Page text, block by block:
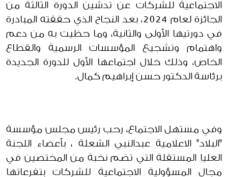
الاجتماعية للشركات عن تدشين الدورة الثالثة من
الجائزة لعام 2024، بعد النجاح الذي حققته المبادرة
في دورتيها الأولى والثانية، وما حظيت به من دعم
واهتمام وتشجيع المؤسسات الرسمية والقطاع
الخاص، وذلك خلال اجتماعها الأول للدورة الجديدة
برئاسة الدكتور حسن إبراهيم كمال.
وفي مستهل الاجتماع، رحب رئيس مجلس مؤسسة
"البلاد" الاعلامية عبدالنبي الشعلة ، بأعضاء اللجنة
العليا المستقلة التي تضم نخبة من المختصين في
مجال المسؤولية الاجتماعية للشركات بتفرعاتها